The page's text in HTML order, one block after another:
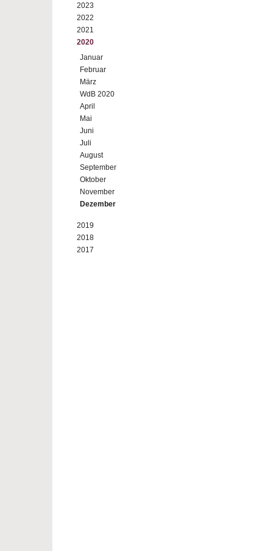
2023
2022
2021
2020
Januar
Februar
März
WdB 2020
April
Mai
Juni
Juli
August
September
Oktober
November
Dezember
2019
2018
2017